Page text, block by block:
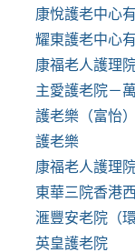
康悅護老中心
耀東護老中心
康福老人護理
主愛護老院－
護老樂（富怡）
護老樂
康福老人護理
東華三院香港
滙豐安老院（
英皇護老院